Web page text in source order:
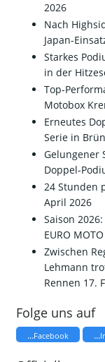
2026
Nach
Japan-
Starkes
in der
Top-
Motobox
Erneutes
Serie in
Gelungener
Doppel-
24 Stunden
April 2026
Saison
EURO MOTO
​Zwischen
Lehmann
Rennen 17.
Folge uns auf
...Facebook ...